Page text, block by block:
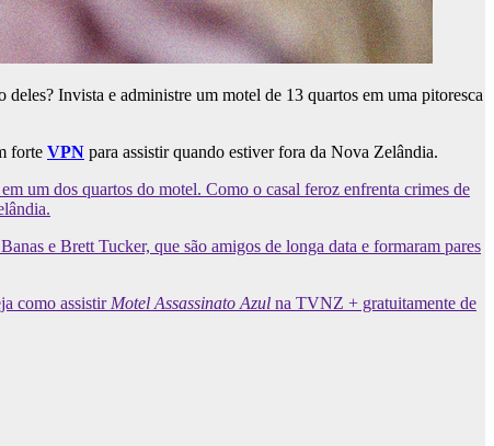
Invista e administre um motel de 13 quartos em uma pitoresca
forte VPN para assistir quando estiver fora da Nova Zelândia.
um dos quartos do motel. Como o casal feroz enfrenta crimes de
e Brett Tucker, que são amigos de longa data e formaram pares
como assistirMotel Assassinato Azul na TVNZ + gratuitamente de